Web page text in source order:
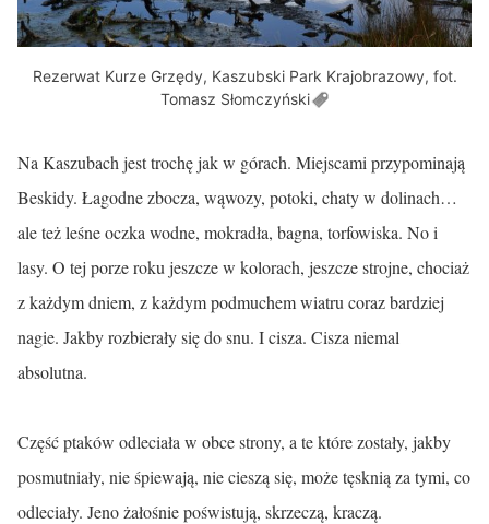
Rezerwat Kurze Grzędy, Kaszubski Park Krajobrazowy, fot.
Tomasz Słomczyński
Na Kaszubach jest trochę jak w górach. Miejscami przypominają
Beskidy. Łagodne zbocza, wąwozy, potoki, chaty w dolinach…
ale też leśne oczka wodne, mokradła, bagna, torfowiska. No i
lasy. O tej porze roku jeszcze w kolorach, jeszcze strojne, chociaż
z każdym dniem, z każdym podmuchem wiatru coraz bardziej
nagie. Jakby rozbierały się do snu. I cisza. Cisza niemal
absolutna.
Część ptaków odleciała w obce strony, a te które zostały, jakby
posmutniały, nie śpiewają, nie cieszą się, może tęsknią za tymi, co
odleciały. Jeno żałośnie poświstują, skrzeczą, kraczą.